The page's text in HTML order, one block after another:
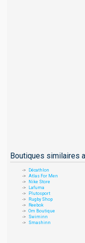
Boutiques similaires
Décathlon
Atlas For Men
Nike Store
Lafuma
Plutosport
Rugby Shop
Reebok
Om Boutique
Swiminn
Smashinn